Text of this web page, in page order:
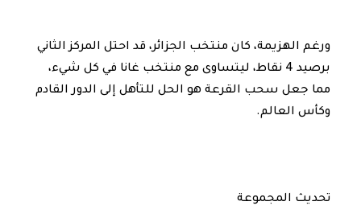
ورغم الهزيمة، كان منتخب الجزائر، قد احتل المركز الثاني
برصيد 4 نقاط، ليتساوى مع منتخب غانا في كل شيء،
مما جعل سحب القرعة هو الحل للتأهل إلى الدور القادم
وكأس العالم.
تحديث المجموعة